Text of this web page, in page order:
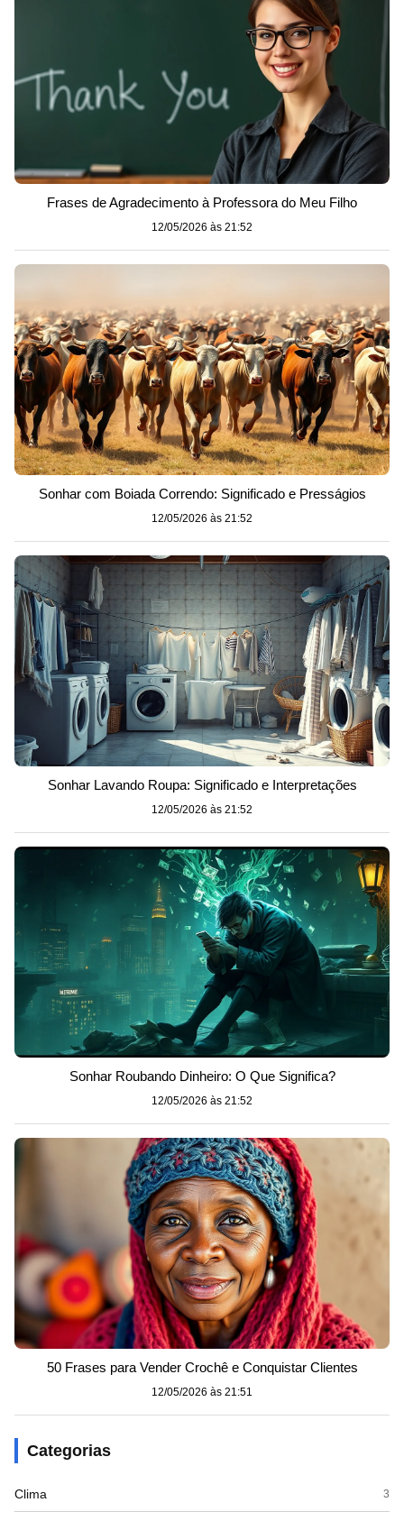
Frases de Agradecimento à Professora do Meu Filho
12/05/2026 às 21:52
Sonhar com Boiada Correndo: Significado e Presságios
12/05/2026 às 21:52
Sonhar Lavando Roupa: Significado e Interpretações
12/05/2026 às 21:52
Sonhar Roubando Dinheiro: O Que Significa?
12/05/2026 às 21:52
50 Frases para Vender Crochê e Conquistar Clientes
12/05/2026 às 21:51
Categorias
Clima 3